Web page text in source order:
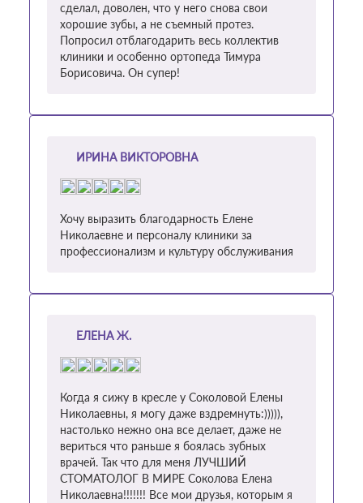
сделал, доволен, что у него снова свои
хорошие зубы, а не съемный протез.
Попросил отблагодарить весь коллектив
клиники и особенно ортопеда Тимура
Борисовича. Он супер!
ИРИНА ВИКТОРОВНА
Хочу выразить благодарность Елене
Николаевне и персоналу клиники за
профессионализм и культуру обслуживания
ЕЛЕНА Ж.
Когда я сижу в кресле у Соколовой Елены
Николаевны, я могу даже вздремнуть:))))),
настолько нежно она все делает, даже не
вериться что раньше я боялась зубных
врачей. Так что для меня ЛУЧШИЙ
СТОМАТОЛОГ В МИРЕ Соколова Елена
Николаевна!!!!!!! Все мои друзья, которым я